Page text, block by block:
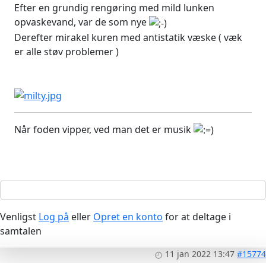
Efter en grundig rengøring med mild lunken
opvaskevand, var de som nye
Derefter mirakel kuren med antistatik væske ( væk
er alle støv problemer )
Når foden vipper, ved man det er musik
Venligst Log på eller Opret en konto for at deltage i
samtalen
11 jan 2022 13:47 #15774